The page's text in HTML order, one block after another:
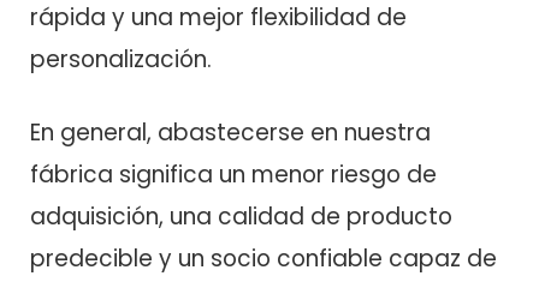
rápida y una mejor flexibilidad de
personalización.
En general, abastecerse en nuestra
fábrica significa un menor riesgo de
adquisición, una calidad de producto
predecible y un socio confiable capaz de